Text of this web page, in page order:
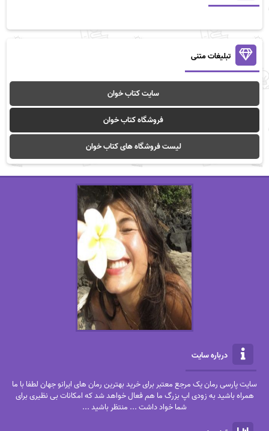
تبلیغات متنی
سایت کتاب خوان
فروشگاه کتاب خوان
لیست فروشگاه های کتاب خوان
درباره سایت
سایت پارسی رمان یک مرجع معتبر برای خرید بهترین رمان های ایرانو جهان لطفا با ما
همراه باشید به زودی اپ بزرگ ما هم فعال خواهد شد که امکانات بی نظیری برای
شما خواد داشت ... منتظر باشید ...